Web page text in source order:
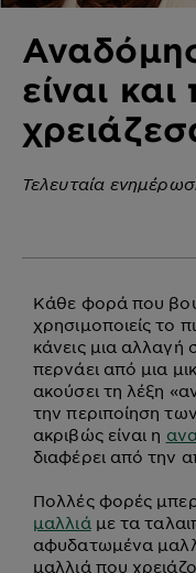
είναι
Τελευταία
Κάθε φορά που
χρησιμοποιείς το
κάνεις μια
περνάει από μια
ακούσει τη λέξη
την περιποίηση
ακριβώς είναι η
διαφέρει από την
Πολλές φορές
μαλλιά με τα
αφυδατωμένα
μαλλιά που